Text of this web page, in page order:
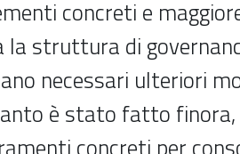
concreti e
la struttura di
necessari ulteriori
è stato fatto